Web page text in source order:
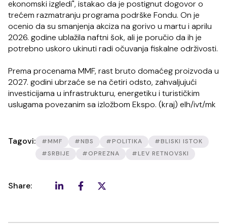
ekonomski izgledi", istakao da je postignut dogovor o
trećem razmatranju programa podrške Fondu. On je
ocenio da su smanjenja akciza na gorivo u martu i aprilu
2026. godine ublažila naftni šok, ali je poručio da ih je
potrebno uskoro ukinuti radi očuvanja fiskalne održivosti.
Prema procenama MMF, rast bruto domaćeg proizvoda u
2027. godini ubrzaće se na četiri odsto, zahvaljujući
investicijama u infrastrukturu, energetiku i turističkim
uslugama povezanim sa izložbom Ekspo. (kraj) elh/ivt/mk
Tagovi: #MMF #NBS #POLITIKA
#BLISKI ISTOK
#SRBIJE
#OPREZNA #LEV RETNOVSKI
Share: